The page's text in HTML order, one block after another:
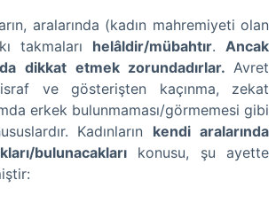
aralarında (kadın mahremiyeti olan
takmaları helâldir/mübahtır. Ancak
dikkat etmek zorundadırlar. Avret
israf ve gösterişten kaçınma, zekat
erkek bulunmaması/görmemesi gibi
Kadınların kendi aralarında
bulunacaklarıkonusu, şu ayette